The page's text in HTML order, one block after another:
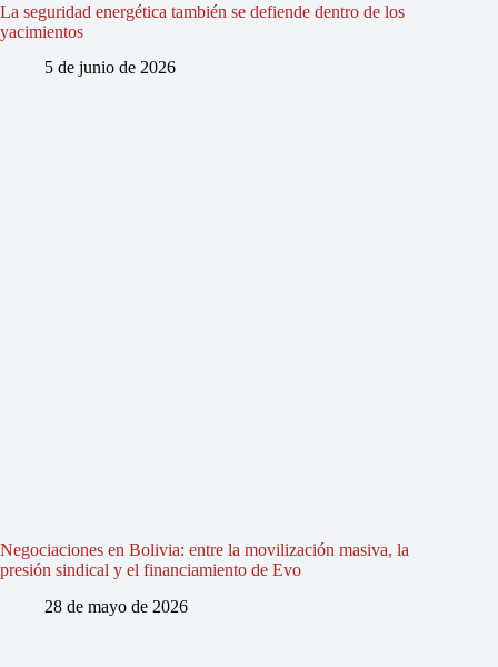
La seguridad energética también se defiende dentro de los
yacimientos
5 de junio de 2026
Negociaciones en Bolivia: entre la movilización masiva, la
presión sindical y el financiamiento de Evo
28 de mayo de 2026